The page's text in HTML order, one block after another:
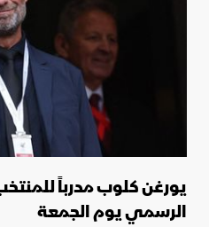
يورغن كلوب مدرباً
الرسمي يوم الجمعة